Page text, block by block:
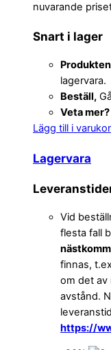
nuvarande
Snart i lager
Produkten
lagervara.
Beställ,
Veta mer?
Lägg till i
Lagervara
Vid
flesta fall
finnas,
om det av
avstånd.
https://